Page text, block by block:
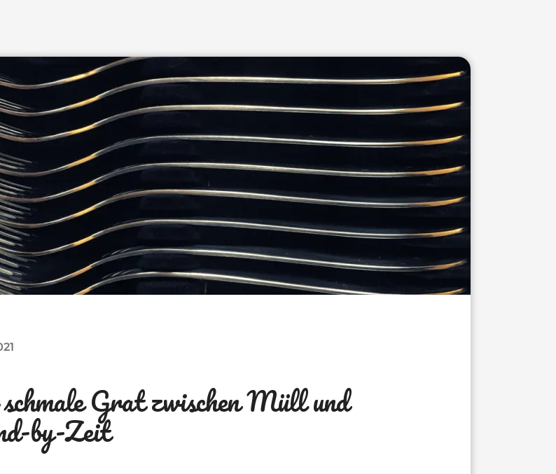
Grat zwischen Müll und
by-Zeit